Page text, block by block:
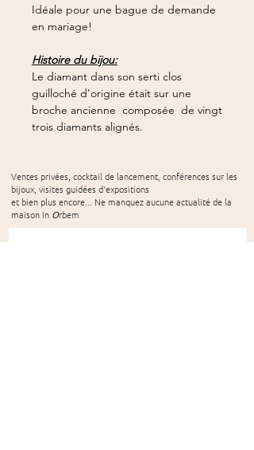
Idéale pour une bague de demande
en mariage!
Histoire du bijou:
Le diamant dans son serti clos
guilloché d'origine était sur une
broche ancienne composée de vingt
trois diamants alignés.
Ventes privées, cocktail de lancement, conférences sur les
bijoux, visites guidées d'expositions
et bien plus encore... Ne manquez aucune actualité de la
maison In Orbem